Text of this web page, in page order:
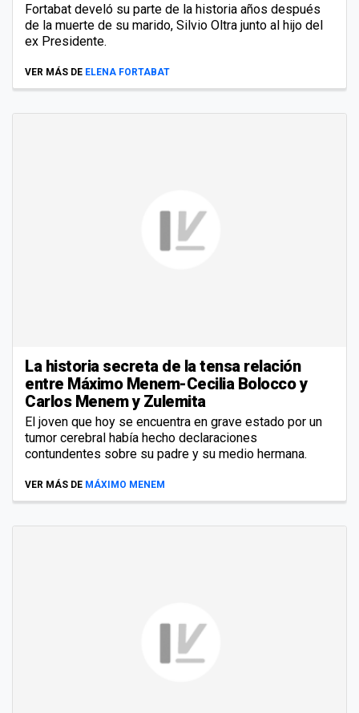
Fortabat develó su parte de la historia años después
de la muerte de su marido, Silvio Oltra junto al hijo del
ex Presidente.
VER MÁS DE ELENA FORTABAT
La historia secreta de la tensa relación
entre Máximo Menem-Cecilia Bolocco y
Carlos Menem y Zulemita
El joven que hoy se encuentra en grave estado por un
tumor cerebral había hecho declaraciones
contundentes sobre su padre y su medio hermana.
VER MÁS DE MÁXIMO MENEM